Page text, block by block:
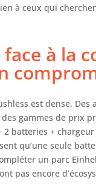
à ceux qui
à la
est dense.
gammes de prix
2 batteries +
qu’une seule
un parc
pas encore